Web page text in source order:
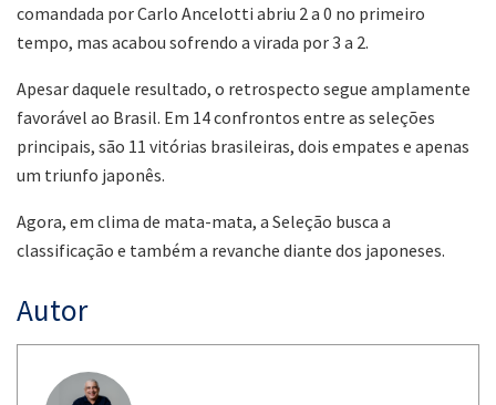
comandada por Carlo Ancelotti abriu 2 a 0 no primeiro
tempo, mas acabou sofrendo a virada por 3 a 2.
Apesar daquele resultado, o retrospecto segue amplamente
favorável ao Brasil. Em 14 confrontos entre as seleções
principais, são 11 vitórias brasileiras, dois empates e apenas
um triunfo japonês.
Agora, em clima de mata-mata, a Seleção busca a
classificação e também a revanche diante dos japoneses.
Autor